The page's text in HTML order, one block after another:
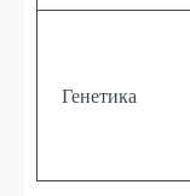
Генетика